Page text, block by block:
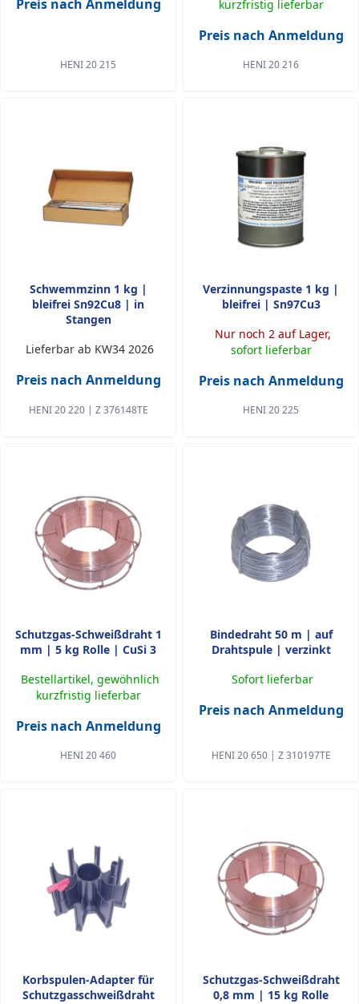
Preis nach Anmeldung
HENI 20 215
kurzfristig lieferbar
Preis nach Anmeldung
HENI 20 216
Schwemmzinn 1 kg |
bleifrei Sn92Cu8 | in
Stangen
Lieferbar ab KW34 2026
Preis nach Anmeldung
HENI 20 220 | Z 376148TE
Verzinnungspaste 1 kg |
bleifrei | Sn97Cu3
Nur noch 2 auf Lager,
sofort lieferbar
Preis nach Anmeldung
HENI 20 225
Schutzgas-Schweißdraht 1
mm | 5 kg Rolle | CuSi 3
Bestellartikel, gewöhnlich
kurzfristig lieferbar
Preis nach Anmeldung
HENI 20 460
Bindedraht 50 m | auf
Drahtspule | verzinkt
Sofort lieferbar
Preis nach Anmeldung
HENI 20 650 | Z 310197TE
Korbspulen-Adapter für
Schutzgasschweißdraht
Schutzgas-Schweißdraht
0,8 mm | 15 kg Rolle